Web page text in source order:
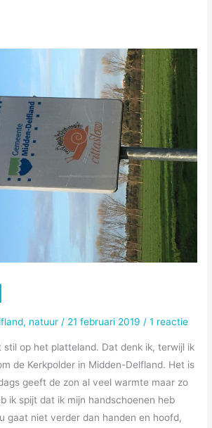
, natuur / 21 februari 2019 /1 reactie
stil op het platteland. Dat denk ik, terwijl ik
de Kerkpolder in Midden-Delfland. Het is
geeft de zon al veel warmte maar zo
ik spijt dat ik mijn handschoenen heb
gaat niet verder dan handen en hoofd,